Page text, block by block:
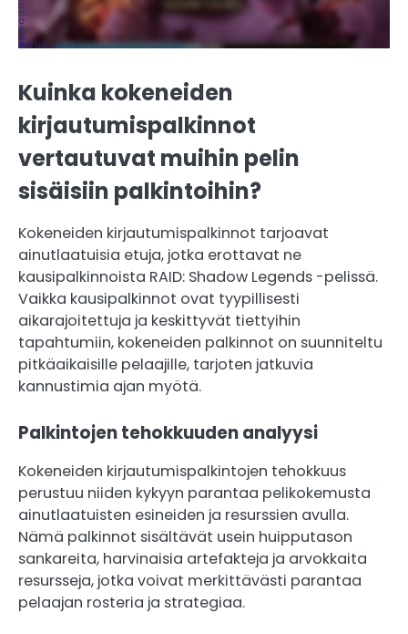
Kuinka kokeneiden
kirjautumispalkinnot
vertautuvat muihin pelin
sisäisiin palkintoihin?
Kokeneiden kirjautumispalkinnot tarjoavat
ainutlaatuisia etuja, jotka erottavat ne
kausipalkinnoista RAID: Shadow Legends -pelissä.
Vaikka kausipalkinnot ovat tyypillisesti
aikarajoitettuja ja keskittyvät tiettyihin
tapahtumiin, kokeneiden palkinnot on suunniteltu
pitkäaikaisille pelaajille, tarjoten jatkuvia
kannustimia ajan myötä.
Palkintojen tehokkuuden analyysi
Kokeneiden kirjautumispalkintojen tehokkuus
perustuu niiden kykyyn parantaa pelikokemusta
ainutlaatuisten esineiden ja resurssien avulla.
Nämä palkinnot sisältävät usein huipputason
sankareita, harvinaisia artefakteja ja arvokkaita
resursseja, jotka voivat merkittävästi parantaa
pelaajan rosteria ja strategiaa.